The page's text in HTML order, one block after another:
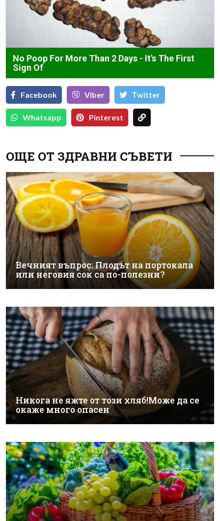
No Poop For More Than 2 Days - It's The First
Sign Of
Facebook Viber Тwitter
Whatsapp Pinterest
ОЩЕ ОТ ЗДРАВНИ СЪВЕТИ
Вечният въпрос: Плодът на портокала
или неговия сок са по-полезни?
Никога не яжте от този хляб!Може да се
окаже много опасен